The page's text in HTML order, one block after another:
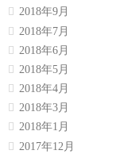
2018年9月
2018年7月
2018年6月
2018年5月
2018年4月
2018年3月
2018年1月
2017年12月